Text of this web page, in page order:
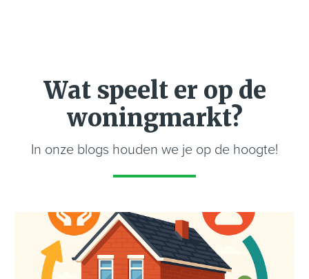
Wat speelt er op de
woningmarkt?
In onze blogs houden we je op de hoogte!